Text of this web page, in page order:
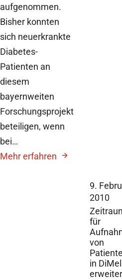
9.
2010
für
von
in
aufgenommen.
Bisher konnten
sich neuerkrankte
Diabetes-
Patienten an
diesem
bayernweiten
Forschungsprojekt
beteiligen, wenn
bei…
Mehr erfahren